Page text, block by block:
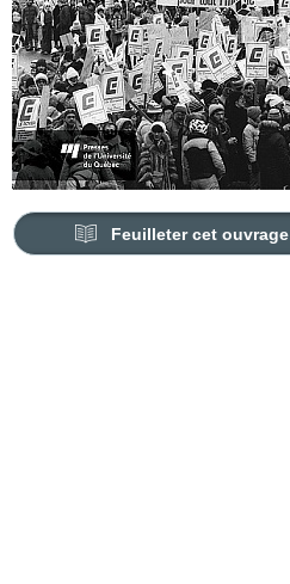
Feuilleter cet ouvrage